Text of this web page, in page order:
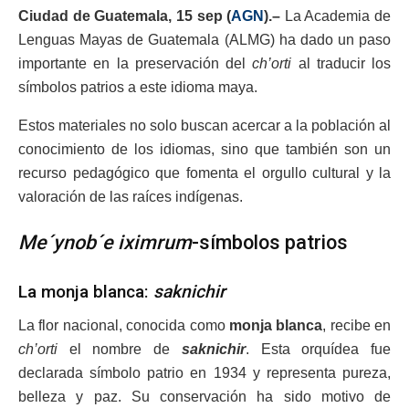
Ciudad de Guatemala, 15 sep (AGN).– La Academia de
Lenguas Mayas de Guatemala (ALMG) ha dado un paso
importante en la preservación delch’orti al traducir los
símbolos patrios a este idioma maya.
Estos materiales no solo buscan acercar a la población al
conocimiento de los idiomas, sino que también son un
recurso pedagógico que fomenta el orgullo cultural y la
valoración de las raíces indígenas.
Me´ynob´e iximrum-símbolos patrios
La monja blanca: saknichir
La flor nacional, conocida como monja blanca, recibe en
ch’orti el nombre de saknichir. Esta orquídea fue
declarada símbolo patrio en 1934 y representa pureza,
belleza y paz. Su conservación ha sido motivo de